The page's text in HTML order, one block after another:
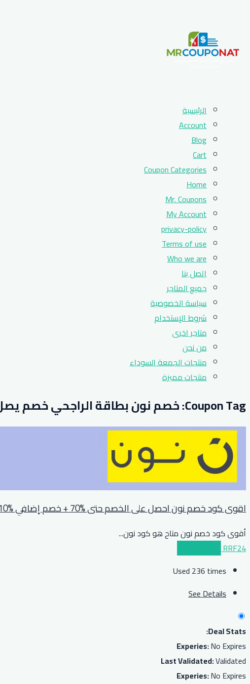
الرئيسية
Account
Blog
Cart
Coupon Categories
Home
Mr. Coupons
My Account
privacy-policy
Terms of use
Who we are
اتصل بنا
جميع المتاجر
سياسة الخصوصية
شروط الإستخدام
متاجر اخرى
من نحن
منتجات الجمعة السوداء
منتجات مميزة
Coupon Tag: خصم نون بطاقة الراجحي خصم يصل الى 40% على كافة
اقوى كود خصم نون احصل على الخصم حتى %70 + خصم إضافي %10 للجميع
أقوى كود خصم نون متاح هو كود نون...
RRF24
Used 236 times
See Details
Deal Stats:
Experies:No Expires
Last Validated:Validated
Experies:No Expires